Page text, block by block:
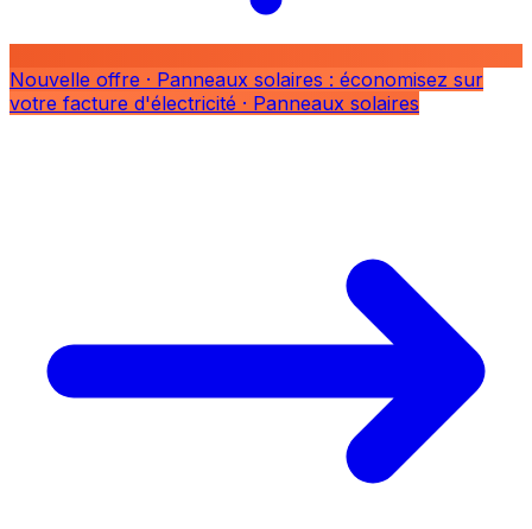
Nouvelle offre · Panneaux solaires : économisez sur
votre facture d'électricité · Panneaux solaires